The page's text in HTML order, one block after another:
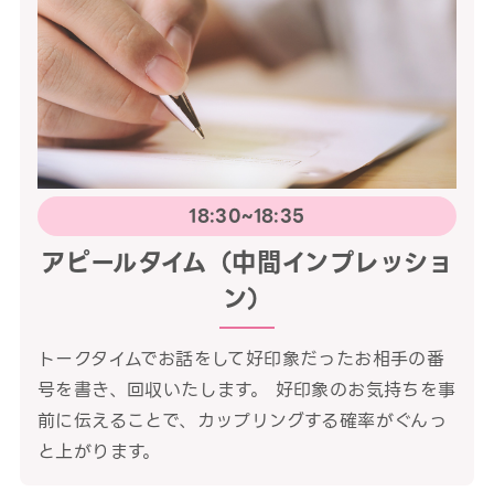
18:30~18:35
アピールタイム（中間インプレッショ
ン）
トークタイムでお話をして好印象だったお相手の番
号を書き、回収いたします。 好印象のお気持ちを事
前に伝えることで、カップリングする確率がぐんっ
と上がります。